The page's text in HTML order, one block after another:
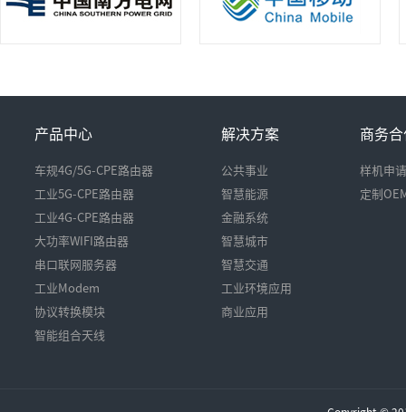
产品中心
车规4G/5G-CPE路由器
工业5G-CPE路由器
工业4G-CPE路由器
大功率WIFI路由器
串口联网服务器
工业Modem
协议转换模块
智能组合天线
解决方案
公共事业
智慧能源
金融系统
智慧城市
智慧交通
工业环境应用
商业应用
商务合
样机申请
定制